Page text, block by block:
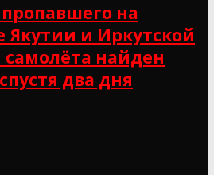
на
Якутии и Иркутской
самолёта найден
два дня